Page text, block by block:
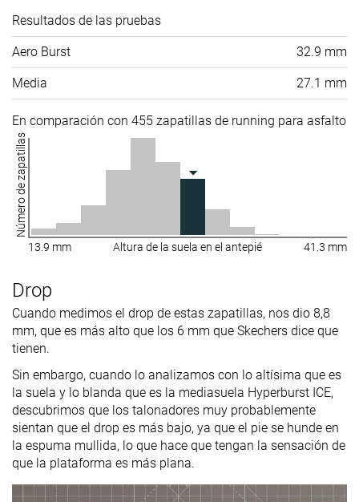
Resultados de las pruebas
Aero Burst 32.9 mm
Media 27.1 mm
En comparación con 455 zapatillas de running para asfalto
Número de zapatillas
13.9 mm Altura de la suela en el antepié 41.3 mm
Drop
Cuando medimos el drop de estas zapatillas, nos dio 8,8
mm, que es más alto que los 6 mm que Skechers dice que
tienen.
Sin embargo, cuando lo analizamos con lo altísima que es
la suela y lo blanda que es la mediasuela Hyperburst ICE,
descubrimos que los talonadores muy probablemente
sientan que el drop es más bajo, ya que el pie se hunde en
la espuma mullida, lo que hace que tengan la sensación de
que la plataforma es más plana.